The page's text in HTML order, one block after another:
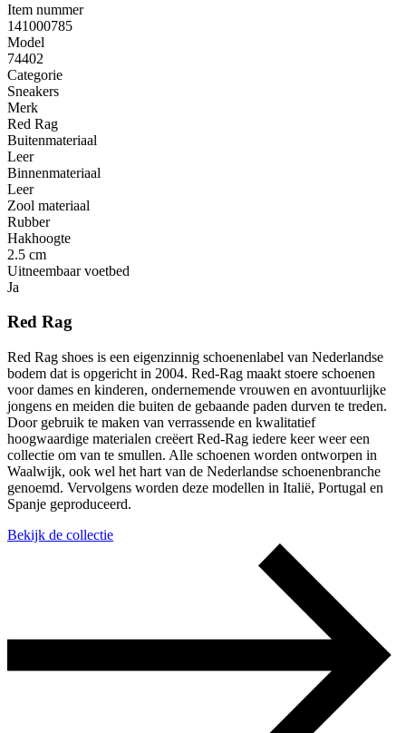
Item nummer
141000785
Model
74402
Categorie
Sneakers
Merk
Red Rag
Buitenmateriaal
Leer
Binnenmateriaal
Leer
Zool materiaal
Rubber
Hakhoogte
2.5 cm
Uitneembaar voetbed
Ja
Red Rag
Red Rag shoes is een eigenzinnig schoenenlabel van Nederlandse
bodem dat is opgericht in 2004. Red-Rag maakt stoere schoenen
voor dames en kinderen, ondernemende vrouwen en avontuurlijke
jongens en meiden die buiten de gebaande paden durven te treden.
Door gebruik te maken van verrassende en kwalitatief
hoogwaardige materialen creëert Red-Rag iedere keer weer een
collectie om van te smullen. Alle schoenen worden ontworpen in
Waalwijk, ook wel het hart van de Nederlandse schoenenbranche
genoemd. Vervolgens worden deze modellen in Italië, Portugal en
Spanje geproduceerd.
Bekijk de collectie